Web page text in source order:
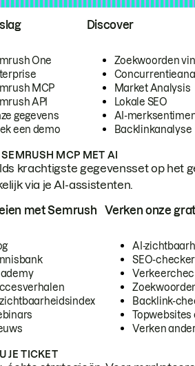
One
MCP
API
gegevens
een demo
Discover
Zoekwoorden
Market Analysis
Lokale SEO
AI-
Backlinkanalyse
SEMRUSH MCP MET AI
krachtigste gegevensset op het
via je AI-assistenten.
met Semrush Verken onze
AI-
SEO-checker
Backlink-
Topwebsites
Verken
JE TICKET